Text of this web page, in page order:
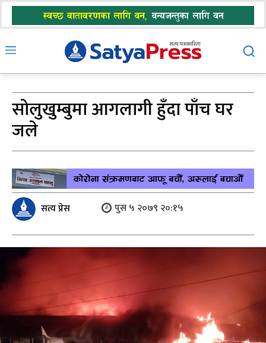
सोलुखुम्बुमा आगलागी हुँदा पाँच घर
जले
सत्य प्रेस पुस ५ २०७९ २०:१५